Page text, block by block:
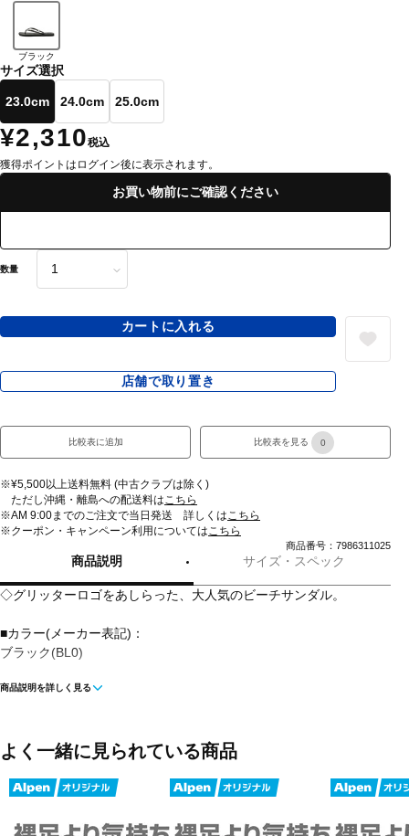
ブラック
サイズ選択
23.0cm 24.0cm 25.0cm
¥2,310税込
獲得ポイントはログイン後に表示されます。
お買い物前にご確認ください
数量
カートに入れる
店舗で取り置き
比較表に追加 比較表を見る 0
※¥5,500以上送料無料 (中古クラブは除く)
ただし沖縄・離島への配送料はこちら
※AM 9:00までのご注文で当日発送 詳しくはこちら
※クーポン・キャンペーン利用についてはこちら
商品番号：7986311025
商品説明 サイズ・スペック
◇グリッターロゴをあしらった、大人気のビーチサンダル。
■カラー(メーカー表記)：
ブラック(BL0)
■生産国：中国
ことがあります。あくまで目安としてご判断ください。
※エスカレーター使用中に、サンダルがステップの前後及び側面の
商品説明を詳しく見る
よく一緒に見られている商品